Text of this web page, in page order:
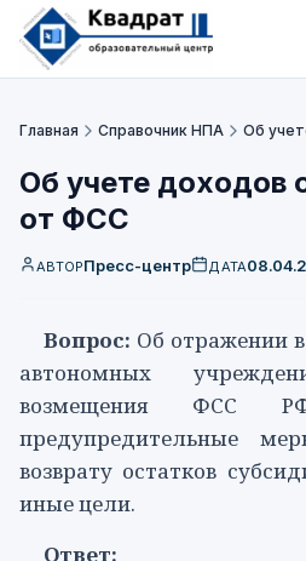
Главная Справочник НПА
Об учете доходов
от ФСС
АВТОРПресс-центр ДАТА
Вопрос: Об отражении
автономных
возмещения ФСС
предупредительные
возврату остатков
иные цели.
Ответ: